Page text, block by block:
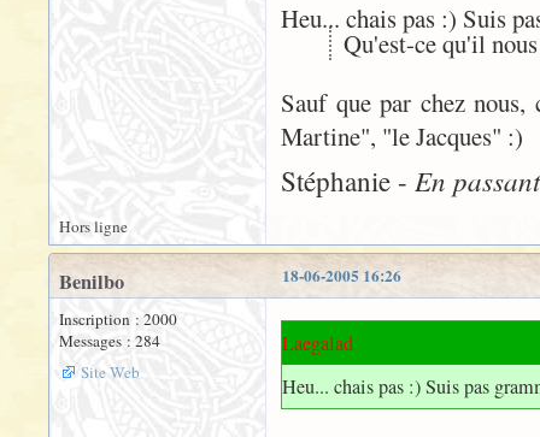
Heu... chais pas :) Suis
Qu'est-ce qu'il
Sauf que par chez
Martine", "le Jacques" :)
Stéphanie - En
Hors ligne
18-06-2005 16:26
Benilbo
Inscription : 2000
Messages : 284
Site Web
Laegalad
Heu... chais pas :) Suis pas